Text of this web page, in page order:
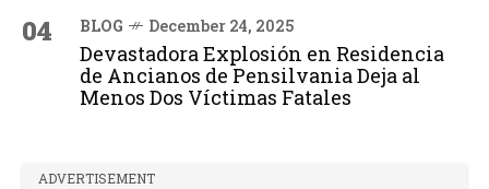
04 BLOG December 24, 2025
Devastadora Explosión en Residencia
de Ancianos de Pensilvania Deja al
Menos Dos Víctimas Fatales
ADVERTISEMENT